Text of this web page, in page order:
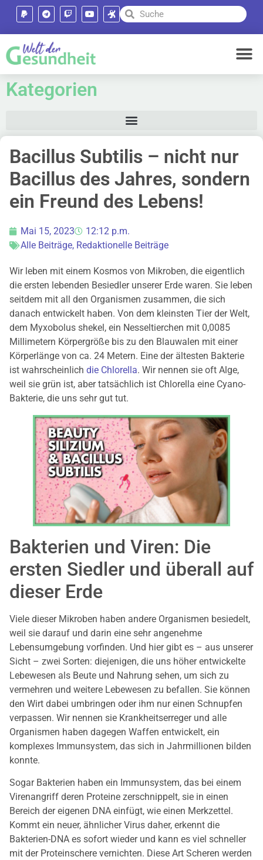
Kategorien
Bacillus Subtilis – nicht nur
Bacillus des Jahres, sondern
ein Freund des Lebens!
Mai 15, 2023
12:12 p.m.
Alle Beiträge, Redaktionelle Beiträge
Wir leben mit einem Kosmos von Mikroben, die eigentlich
die ersten lebenden Besiedler unserer Erde waren. Sie leben
seitdem mit all den Organismen zusammen, die sich
danach entwickelt haben. Von dem kleinsten Tier der Welt,
dem Myxobolus shekel, ein Nesseltierchen mit 0,0085
Millimetern Körpergröße bis zu den Blauwalen mit einer
Körperlänge von ca. 24 Metern. Eine der ältesten Bakterie
ist wahrscheinlich die Chlorella. Wir nennen sie oft Alge,
weil sie grün ist, aber tatsächlich ist Chlorella eine Cyano-
Bakterie, die uns sehr gut tut.
Bakterien und Viren: Die
ersten Siedler und überall auf
dieser Erde
Viele dieser Mikroben haben andere Organismen besiedelt,
weil sie darauf und darin eine sehr angenehme
Lebensumgebung vorfinden. Und hier gibt es – aus unserer
Sicht – zwei Sorten: diejenigen, die uns höher entwickelte
Lebewesen als Beute und Nahrung sehen, um sich zu
vermehren und weitere Lebewesen zu befallen. Sie können
den Wirt dabei umbringen oder ihm nur einen Schnupfen
verpassen. Wir nennen sie Krankheitserreger und alle
Organismen haben dagegen Waffen entwickelt, ein
komplexes Immunsystem, das sich in Jahrmillionen bilden
konnte.
Sogar Bakterien haben ein Immunsystem, das bei einem
Virenangriff deren Proteine zerschnippelt, sie in einen
Bereich der eigenen DNA einfügt, wie einen Merkzettel.
Kommt ein neuer, ähnlicher Virus daher, erkennt die
Bakterien-DNA es sofort wieder und kann es viel schneller
mit der Proteinschere vernichten. Diese Art Scheren werden